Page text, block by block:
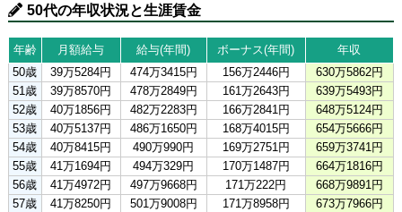
50代の年収状況と生涯賃金
年齢 月額給与 給与(年間) ボーナス(年間)
年収
50歳
39万5284円 474万3415円 156万2446円
630万5862円
51歳
39万8570円 478万2849円 161万2643円
639万5493円
52歳
40万1856円 482万2283円 166万2841円
648万5124円
53歳
40万5137円 486万1650円 168万4015円
654万5666円
54歳
40万8415円 490万990円 169万2751円
659万3741円
55歳
41万1694円 494万329円 170万1487円
664万1816円
56歳
41万4972円 497万9668円 171万222円
668万9891円
57歳
41万8250円 501万9008円 171万8958円
673万7966円